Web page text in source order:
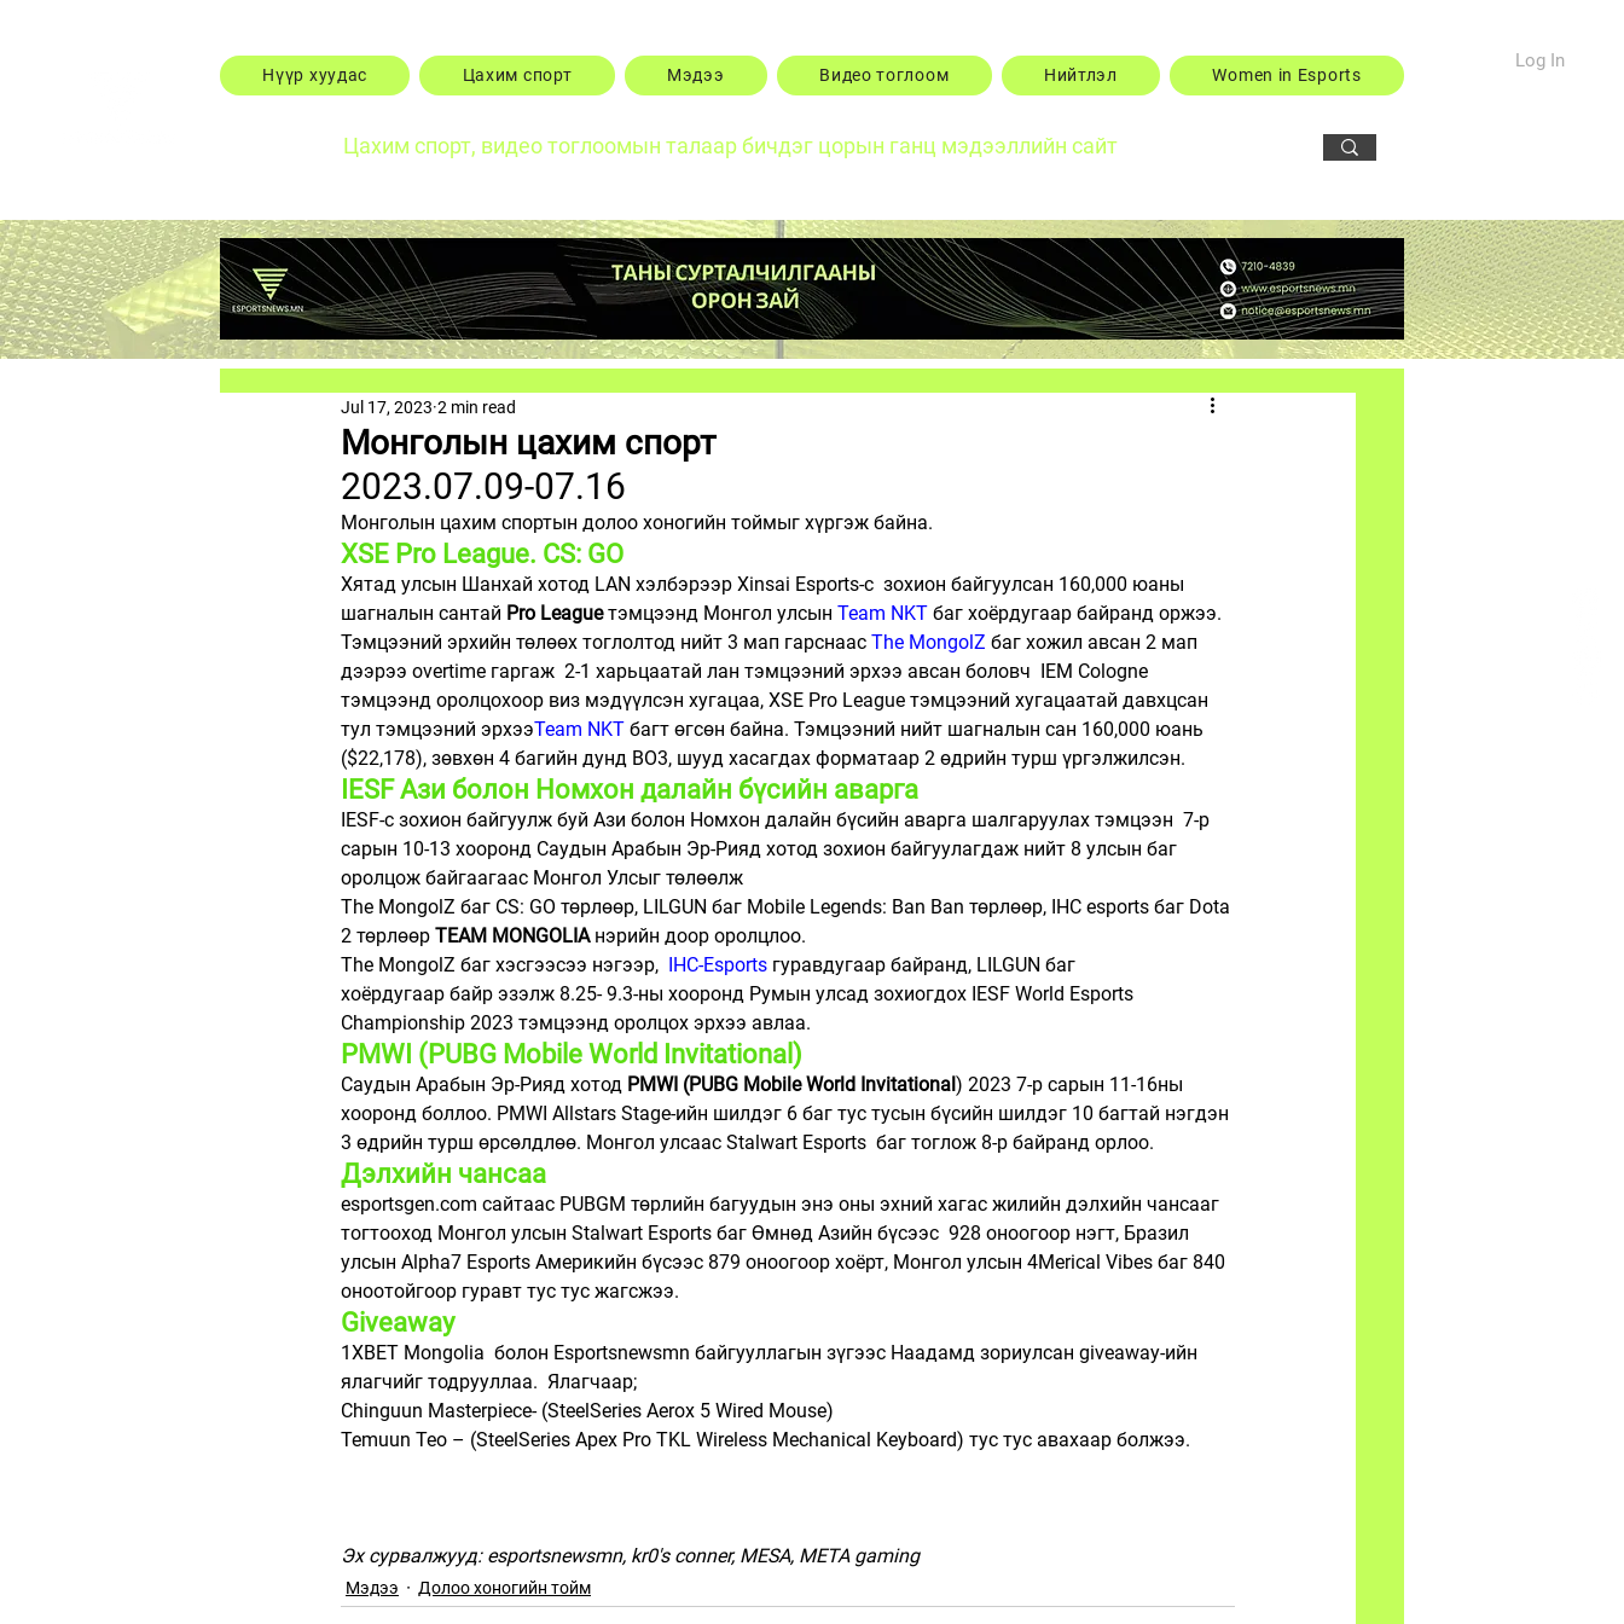
Нүүр хуудас Цахим спорт Мэдээ Видео тоглоом Нийтлэл Women in Esports
Log In
Цахим спорт, видео тоглоомын талаар бичдэг цорын ганц мэдээллийн сайт
Монголын цахим спорт
Jul 17, 2023 2 min read
2023.07.09-07.16
Монголын цахим спортын долоо хоногийн тоймыг хүргэж байна.
XSE Pro League. CS: GO
Хятад улсын Шанхай хотод LAN хэлбэрээр Xinsai Esports-с  зохион байгуулсан 160,000 юаны
шагналын сантай Pro League тэмцээнд Монгол улсын Team NKT баг хоёрдугаар байранд оржээ.
Тэмцээний эрхийн төлөөх тоглолтод нийт 3 мап гарснаас The MongolZ баг хожил авсан 2 мап
дээрээ overtime гаргаж  2-1 харьцаатай лан тэмцээний эрхээ авсан боловч  IEM Cologne
тэмцээнд оролцохоор виз мэдүүлсэн хугацаа, XSE Pro League тэмцээний хугацаатай давхцсан
тул тэмцээний эрхээTeam NKT багт өгсөн байна. Тэмцээний нийт шагналын сан 160,000 юань
($22,178), зөвхөн 4 багийн дунд BO3, шууд хасагдах форматаар 2 өдрийн турш үргэлжилсэн.
IESF Ази болон Номхон далайн бүсийн аварга
IESF-с зохион байгуулж буй Ази болон Номхон далайн бүсийн аварга шалгаруулах тэмцээн 7-р
сарын 10-13 хооронд Саудын Арабын Эр-Рияд хотод зохион байгуулагдаж нийт 8 улсын баг
оролцож байгаагаас Монгол Улсыг төлөөлж
The MongolZ баг CS: GO төрлөөр, LILGUN баг Mobile Legends: Ban Ban төрлөөр, IHC esports баг Dota
2 төрлөөр TEAM MONGOLIA нэрийн доор оролцлоо.
The MongolZ баг хэсгээсээ нэгээр, IHC-Esports гуравдугаар байранд, LILGUN баг
хоёрдугаар байр эзэлж 8.25- 9.3-ны хооронд Румын улсад зохиогдох IESF World Esports
Championship 2023 тэмцээнд оролцох эрхээ авлаа.
PMWI (PUBG Mobile World Invitational)
Саудын Арабын Эр-Рияд хотод PMWI (PUBG Mobile World Invitational) 2023 7-р сарын 11-16ны
хооронд боллоо. PMWI Allstars Stage-ийн шилдэг 6 баг тус тусын бүсийн шилдэг 10 багтай нэгдэн
3 өдрийн турш өрсөлдлөө. Монгол улсаас Stalwart Esports  баг тоглож 8-р байранд орлоо.
Дэлхийн чансаа
esportsgen.com сайтаас PUBGM төрлийн багуудын энэ оны эхний хагас жилийн дэлхийн чансааг
тогтооход Монгол улсын Stalwart Esports баг Өмнөд Азийн бүсээс  928 оноогоор нэгт, Бразил
улсын Alpha7 Esports Америкийн бүсээс 879 оноогоор хоёрт, Монгол улсын 4Merical Vibes баг 840
оноотойгоор гуравт тус тус жагсжээ.
Giveaway
1XBET Mongolia  болон Esportsnewsmn байгууллагын зүгээс Наадамд зориулсан giveaway-ийн
ялагчийг тодрууллаа.  Ялагчаар;
Chinguun Masterpiece- (SteelSeries Aerox 5 Wired Mouse)
Temuun Teo – (SteelSeries Apex Pro TKL Wireless Mechanical Keyboard) тус тус авахаар болжээ.
Эх сурвалжууд: esportsnewsmn, kr0's conner, MESA, META gaming
Мэдээ Долоо хоногийн тойм